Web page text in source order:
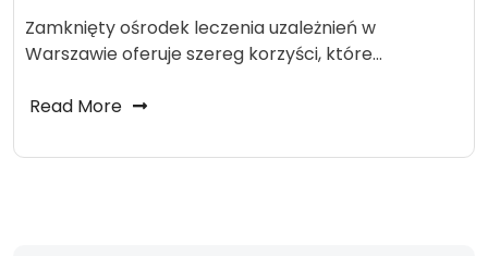
Zamknięty ośrodek leczenia uzależnień w
Warszawie oferuje szereg korzyści, które…
Read More